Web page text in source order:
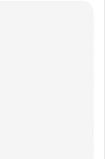
Spray, 200 ml